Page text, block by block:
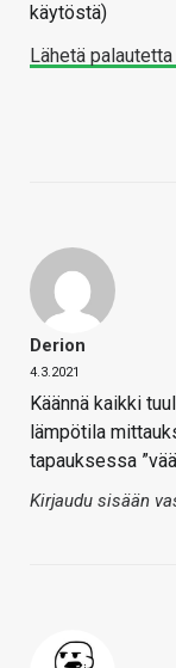
käytöstä)
Lähetä
Derion
4.3.2021
Käännä kaikki
lämpötila
tapauksessa
Kirjaudu sisään